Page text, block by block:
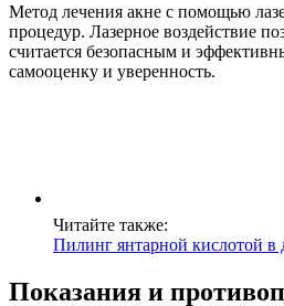
Метод лечения акне с помощью
процедур. Лазерное воздействие
считается безопасным и
самооценку и уверенность.
Читайте также:
Пилинг янтарной кислотой в
Показания и